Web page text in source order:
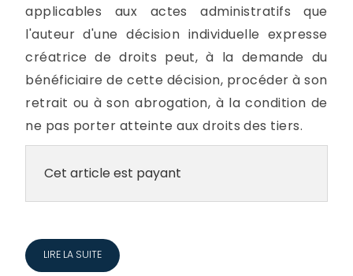
applicables aux actes administratifs que
l'auteur d'une décision individuelle expresse
créatrice de droits peut, à la demande du
bénéficiaire de cette décision, procéder à son
retrait ou à son abrogation, à la condition de
ne pas porter atteinte aux droits des tiers.
Cet article est payant
LIRE LA SUITE